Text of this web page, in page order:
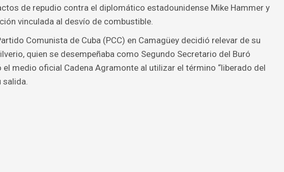
de repudio contra el diplomático estadounidense Mike Hammer y
vinculada al desvío de combustible.
Comunista de Cuba (PCC) en Camagüey decidió relevar de su
quien se desempeñaba como Segundo Secretario del Buró
medio oficial Cadena Agramonte al utilizar el término “liberado del
salida.